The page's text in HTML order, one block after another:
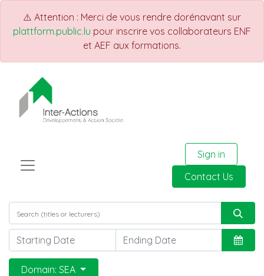
⚠️ Attention : Merci de vous rendre dorénavant sur
plattform.public.lu pour inscrire vos collaborateurs ENF
et AEF aux formations.
Sign in
Contact Us
Domain: SEA